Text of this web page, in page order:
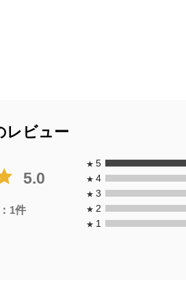
レビュー
5.0
1件
★ 5
★ 4
★ 3
★ 2
★ 1